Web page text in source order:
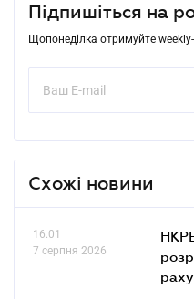
Підпишіться на
Щопонеділка отримуйте
Схожі новини
16.01
7 серпня 2026